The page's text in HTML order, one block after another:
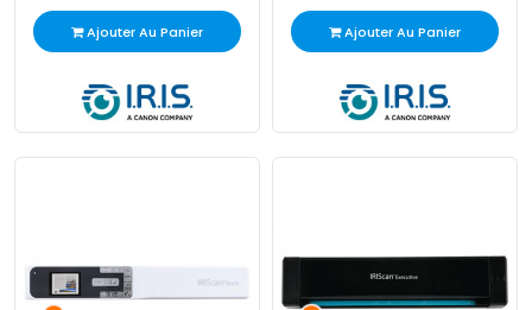
Ajouter Au Panier Ajouter Au Panier